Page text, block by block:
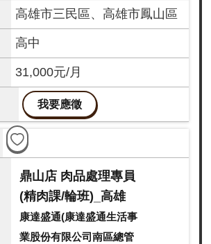
高雄市三民區、高雄市鳳山區
高中
31,000元/月
我要應徵
鼎山店 肉品處理專員
(精肉課/輪班)_高雄
康達盛通(康達盛通生活事
業股份有限公司南區總管